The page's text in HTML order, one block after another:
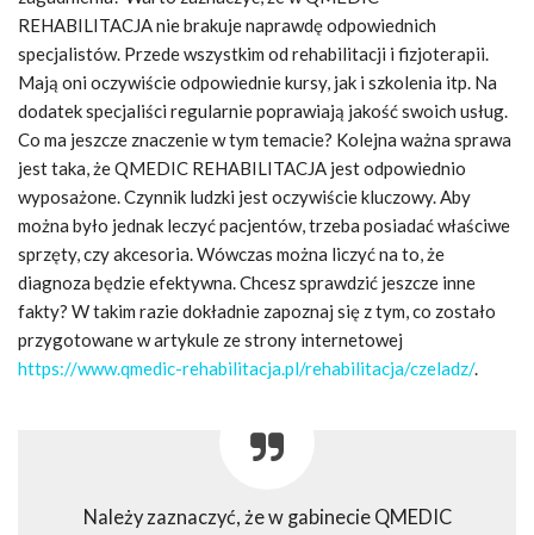
REHABILITACJA nie brakuje naprawdę odpowiednich
specjalistów. Przede wszystkim od rehabilitacji i fizjoterapii.
Mają oni oczywiście odpowiednie kursy, jak i szkolenia itp. Na
dodatek specjaliści regularnie poprawiają jakość swoich usług.
Co ma jeszcze znaczenie w tym temacie? Kolejna ważna sprawa
jest taka, że QMEDIC REHABILITACJA jest odpowiednio
wyposażone. Czynnik ludzki jest oczywiście kluczowy. Aby
można było jednak leczyć pacjentów, trzeba posiadać właściwe
sprzęty, czy akcesoria. Wówczas można liczyć na to, że
diagnoza będzie efektywna. Chcesz sprawdzić jeszcze inne
fakty? W takim razie dokładnie zapoznaj się z tym, co zostało
przygotowane w artykule ze strony internetowej
https://www.qmedic-rehabilitacja.pl/rehabilitacja/czeladz/.
Należy zaznaczyć, że w gabinecie QMEDIC